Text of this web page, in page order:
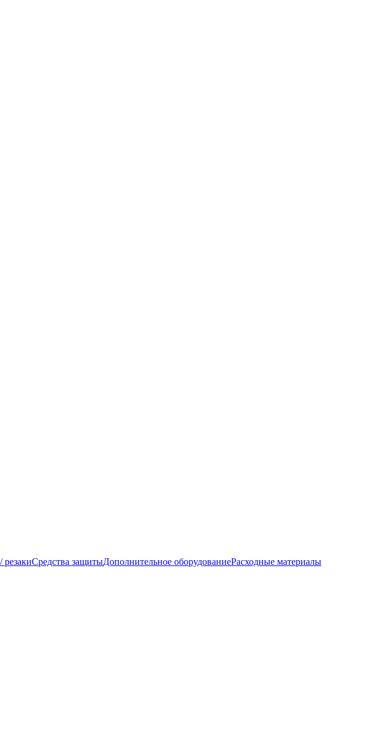
резакиСредства защитыДополнительное оборудованиеРасходные материалы